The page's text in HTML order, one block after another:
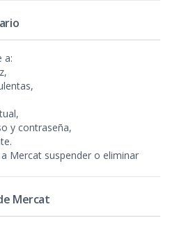
a:
y contraseña,
Mercat suspender o eliminar
Mercat